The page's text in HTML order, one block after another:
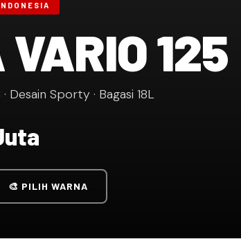
VARIO 125
· Desain Sporty · Bagasi 18L
🎨 PILIH WARNA